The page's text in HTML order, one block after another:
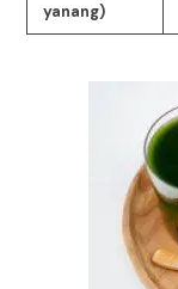
yanang)